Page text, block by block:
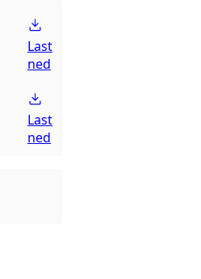
Last
ned
Last
ned